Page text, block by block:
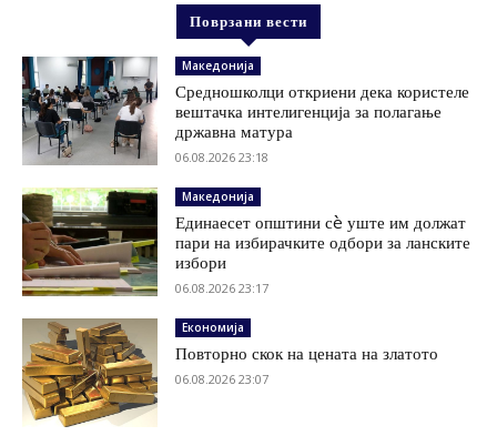
Поврзани вести
Македонија
Средношколци откриени дека користеле
вештачка интелигенција за полагање
државна матура
06.08.2026 23:18
Македонија
Единаесет општини сè уште им должат
пари на избирачките одбори за ланските
избори
06.08.2026 23:17
Економија
Повторно скок на цената на златото
06.08.2026 23:07